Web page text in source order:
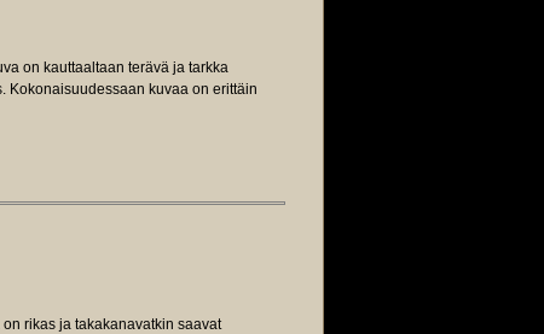
on kauttaaltaan terävä ja tarkka
Kokonaisuudessaan kuvaa on erittäin
rikas ja takakanavatkin saavat